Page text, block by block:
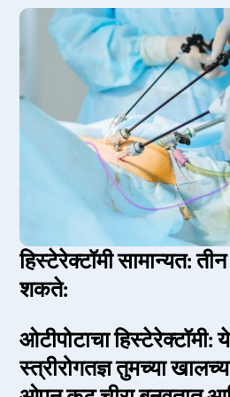
हिस्टेरेक्टॉमी सामान्यत:
शकते:
ओटीपोटाचा
स्त्रीरोगतज्ञ तुमच्या